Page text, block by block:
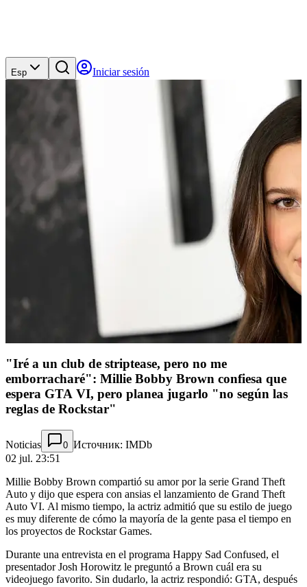
Esp Iniciar sesión
"Iré a un club de striptease, pero no me
emborracharé": Millie Bobby Brown confiesa que
espera GTA VI, pero planea jugarlo "no según las
reglas de Rockstar"
Noticias 0 Источник: IMDb
02 jul. 23:51
Millie Bobby Brown compartió su amor por la serie Grand Theft
Auto y dijo que espera con ansias el lanzamiento de Grand Theft
Auto VI. Al mismo tiempo, la actriz admitió que su estilo de juego
es muy diferente de cómo la mayoría de la gente pasa el tiempo en
los proyectos de Rockstar Games.
Durante una entrevista en el programa Happy Sad Confused, el
presentador Josh Horowitz le preguntó a Brown cuál era su
videojuego favorito. Sin dudarlo, la actriz respondió: GTA, después